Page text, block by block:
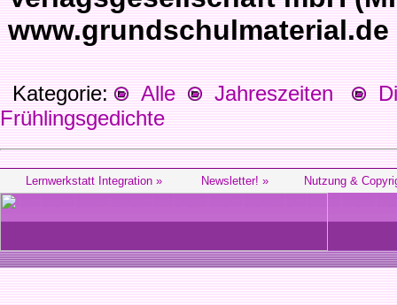
www.grundschulmaterial.de
Kategorie: Alle Jahreszeiten
Frühlingsgedichte
Lernwerkstatt Integration » Newsletter! » Nutzung &